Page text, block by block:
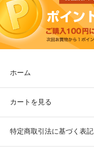
ホーム
カートを見る
特定商取引法に基づく表記